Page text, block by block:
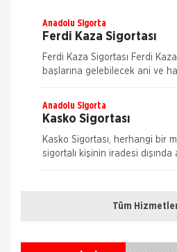
Anadolu Sigorta
Ferdi Kaza Sigortası
Ferdi Kaza Sigortası Ferdi Kaza Sigortası, kişilerin
başlarına gelebilecek ani ve
uğrayabilecekleri bedensel
Anadolu Sigorta
Kasko Sigortası
Kasko Sigortası, herhangi bir
sigortalı kişinin iradesi
halindeyken ya da dururken
Konut Sigortası
koruma altına alan sigortalının
Tüm
ONLİNE Dask Prim Hesaplama
Trafik Hasarı için Gerekli